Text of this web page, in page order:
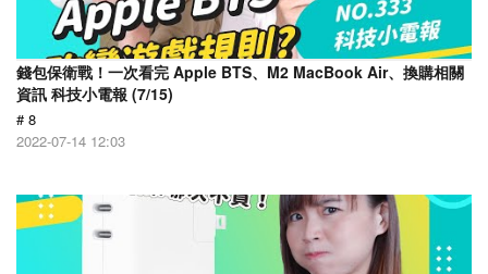
錢包保衛戰！一次看完 Apple BTS、M2 MacBook Air、換購相關
資訊 科技小電報 (7/15)
# 8
2022-07-14 12:03